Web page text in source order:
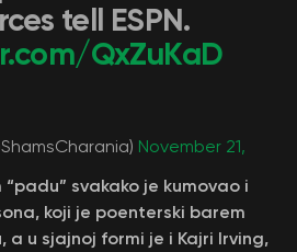
tell ESPN.
QxZuKaD
November 21,
svakako je kumovao i
koji je poenterski barem
a u sjajnoj formi je i Kajri Irving,